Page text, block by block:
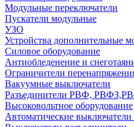
Модульные переключатели
Пускатели модульные
УЗО
Устройства дополнительные
Силовое оборудование
Антиобледенение и
Ограничители
Вакуумные выключатели
Разъединители РВФ,
Высоковольтное оборудование
Автоматические